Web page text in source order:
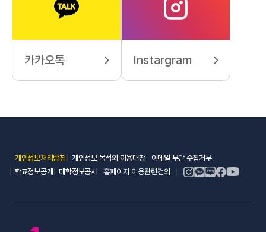
카카오톡 Instargram
개인정보처리방침(새 창 열림)
개인정보 목적외 이용대장(새 창 열림)
이메일 무단 수집거부(새 창 열림)
학교정보공개(새 창 열림)
대학정보공시(새 창 열림)
홈페이지 이용관련건의